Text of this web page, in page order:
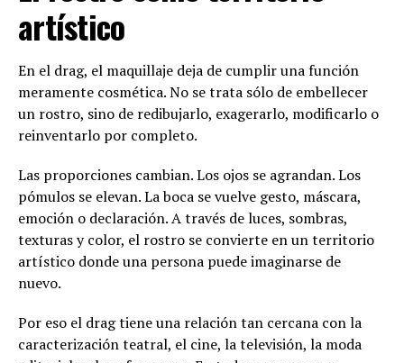
artístico
En el drag, el maquillaje deja de cumplir una función
meramente cosmética. No se trata sólo de embellecer
un rostro, sino de redibujarlo, exagerarlo, modificarlo o
reinventarlo por completo.
Las proporciones cambian. Los ojos se agrandan. Los
pómulos se elevan. La boca se vuelve gesto, máscara,
emoción o declaración. A través de luces, sombras,
texturas y color, el rostro se convierte en un territorio
artístico donde una persona puede imaginarse de
nuevo.
Por eso el drag tiene una relación tan cercana con la
caracterización teatral, el cine, la televisión, la moda